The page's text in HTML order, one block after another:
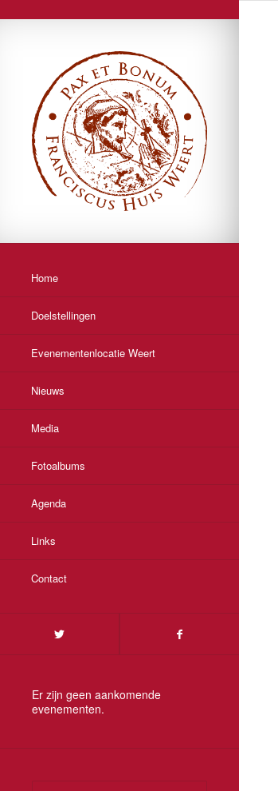
Home
Doelstellingen
Evenementenlocatie Weert
Nieuws
Media
Fotoalbums
Agenda
Links
Contact
Er zijn geen aankomende
evenementen.